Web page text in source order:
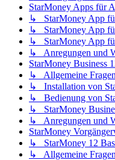
StarMoney Apps für
↳ StarMoney App
↳ StarMoney App
↳ StarMoney App
↳ Anregungen und
StarMoney Business
↳ Allgemeine
↳ Installation von
↳ Bedienung von
↳ StarMoney
↳ Anregungen und
StarMoney
↳ StarMoney 12
↳ Allgemeine